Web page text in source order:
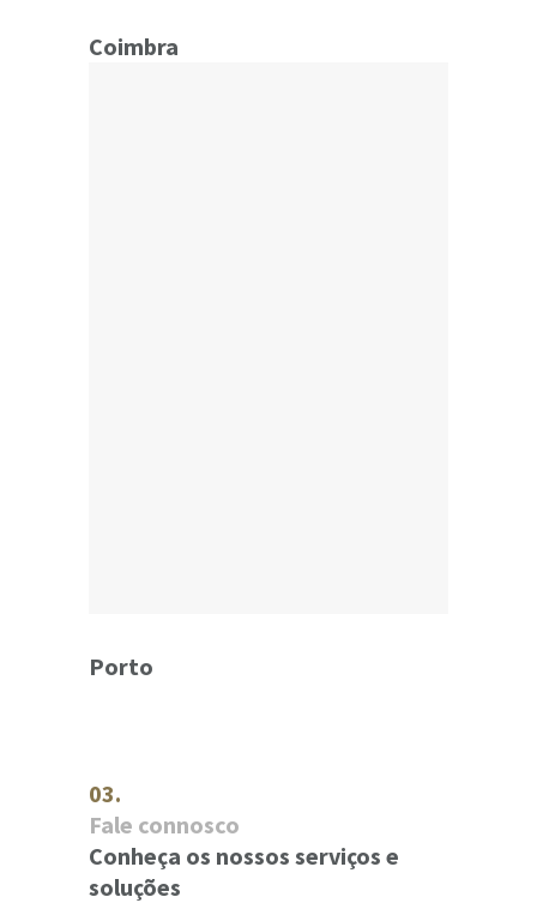
Coimbra
Porto
03.
Fale connosco
Conheça os nossos serviços e
soluções